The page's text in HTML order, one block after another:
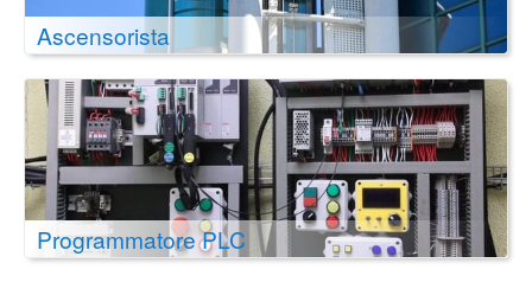
Ascensorista
Programmatore PLC